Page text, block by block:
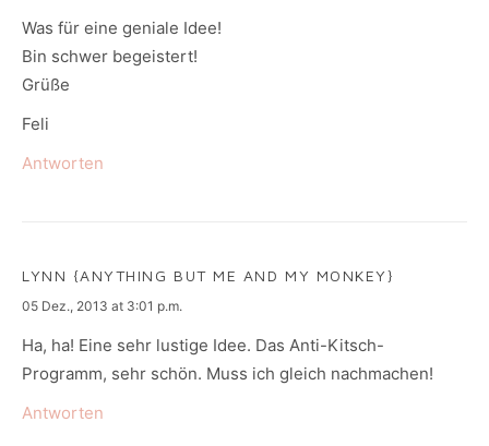
Was für eine geniale Idee!
Bin schwer begeistert!
Grüße
Feli
Antworten
LYNN {ANYTHING BUT ME AND MY MONKEY}
says:
05 Dez., 2013 at 3:01 p.m.
Ha, ha! Eine sehr lustige Idee. Das Anti-Kitsch-
Programm, sehr schön. Muss ich gleich nachmachen!
Antworten